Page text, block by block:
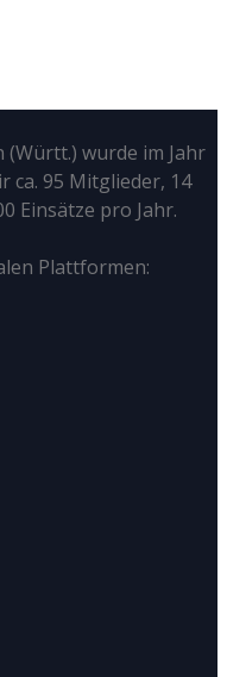
wurde im Jahr
ca. 95 Mitglieder, 14
Einsätze pro Jahr.
Plattformen: